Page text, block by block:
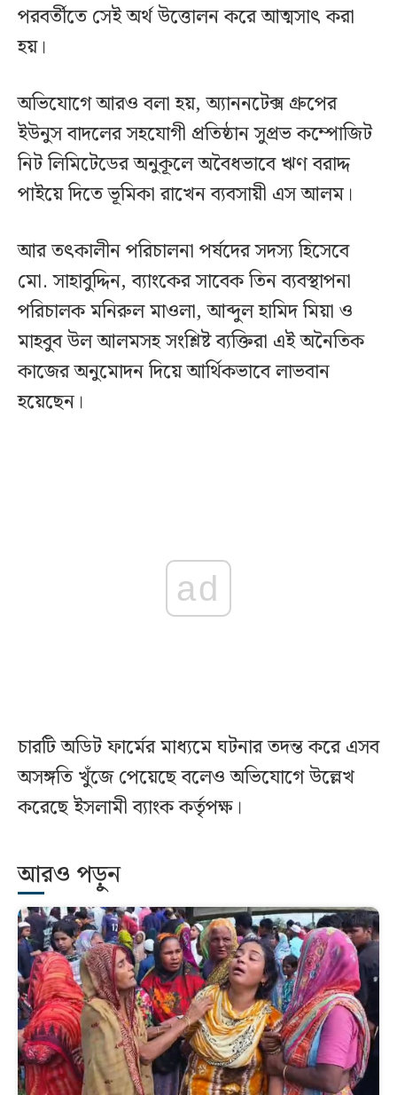
পরবর্তীতে সেই অর্থ উত্তোলন করে আত্মসাৎ করা
হয়।
অভিযোগে আরও বলা হয়, অ্যাননটেক্স গ্রুপের
ইউনুস বাদলের সহযোগী প্রতিষ্ঠান সুপ্রভ কম্পোজিট
নিট লিমিটেডের অনুকূলে অবৈধভাবে ঋণ বরাদ্দ
পাইয়ে দিতে ভূমিকা রাখেন ব্যবসায়ী এস আলম।
আর তৎকালীন পরিচালনা পর্ষদের সদস্য হিসেবে
মো. সাহাবুদ্দিন, ব্যাংকের সাবেক তিন ব্যবস্থাপনা
পরিচালক মনিরুল মাওলা, আব্দুল হামিদ মিয়া ও
মাহবুব উল আলমসহ সংশ্লিষ্ট ব্যক্তিরা এই অনৈতিক
কাজের অনুমোদন দিয়ে আর্থিকভাবে লাভবান
হয়েছেন।
ad
চারটি অডিট ফার্মের মাধ্যমে ঘটনার তদন্ত করে এসব
অসঙ্গতি খুঁজে পেয়েছে বলেও অভিযোগে উল্লেখ
করেছে ইসলামী ব্যাংক কর্তৃপক্ষ।
আরও পড়ুন